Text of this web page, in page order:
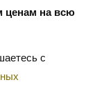
ценам на всю
с